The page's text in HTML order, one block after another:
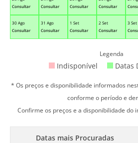
Consultar
Consultar
Consultar
Consultar
30 Ago
Consultar
31 Ago
Consultar
1 Set
Consultar
2 Set
Consultar
3 Set
Legenda
Indisponível Datas
* Os preços e disponibilidade informados
conforme o período e
Confirme os preços e a disponibilidade do
Datas mais Procuradas